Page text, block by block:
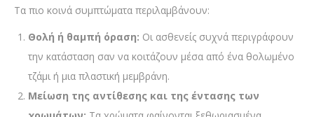
Τα πιο κοινά συμπτώματα περιλαμβάνουν:
Θολή ή θαμπή όραση: Οι ασθενείς συχνά περιγράφουν
την κατάσταση σαν να κοιτάζουν μέσα από ένα θολωμένο
τζάμι ή μια πλαστική μεμβράνη.
Μείωση της αντίθεσης και της έντασης των